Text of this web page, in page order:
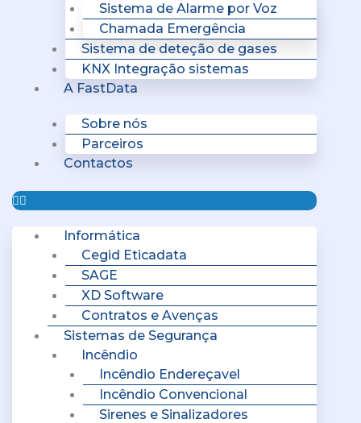
Sistema de Alarme por Voz
Chamada Emergência
Sistema de deteção de gases
KNX Integração sistemas
A FastData
Sobre nós
Parceiros
Contactos
Informática
Cegid Eticadata
SAGE
XD Software
Contratos e Avenças
Sistemas de Segurança
Incêndio
Incêndio Endereçavel
Incêndio Convencional
Sirenes e Sinalizadores